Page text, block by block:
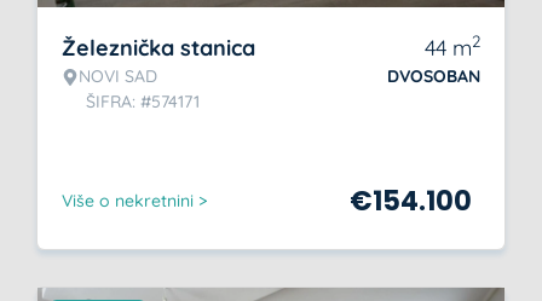
Železnička stanica
NOVI SAD
ŠIFRA: #574171
44 m2
DVOSOBAN
Više o nekretnini > €154.100